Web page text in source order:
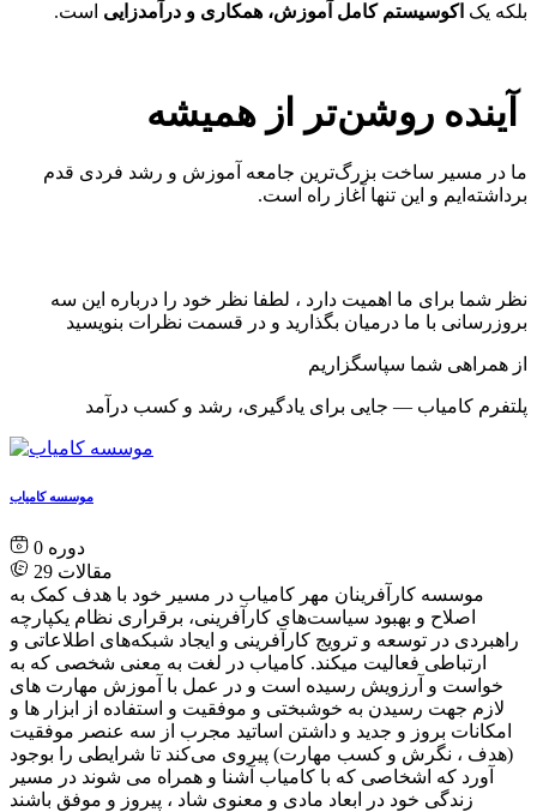
بلکه یک اکوسیستم کامل آموزش، همکاری و درآمدزایی است.
آینده روشن‌تر از همیشه
ما در مسیر ساخت بزرگ‌ترین جامعه آموزش و رشد فردی قدم
برداشته‌ایم و این تنها آغاز راه است.
نظر شما برای ما اهمیت دارد ، لطفا نظر خود را درباره این سه
بروزرسانی با ما درمیان بگذارید و در قسمت نظرات بنویسید
از همراهی شما سپاسگزاریم
پلتفرم کامیاب — جایی برای یادگیری، رشد و کسب درآمد
موسسه کامیاب
0
29 مقالات
موسسه کارآفرینان مهر کامیاب در مسیر خود با هدف کمک به
اصلاح و بهبود سیاست‌های کارآفرینی، برقراری نظام یکپارچه
راهبردی در توسعه و ترویج کارآفرینی و ایجاد شبکه‌های اطلاعاتی و
ارتباطی فعالیت میکند. کامیاب در لغت به معنی شخصی که به
خواست و آرزویش رسیده است و در عمل با آموزش مهارت های
لازم جهت رسیدن به خوشبختی و موفقیت و استفاده از ابزار ها و
امکانات بروز و جدید و داشتن اساتید مجرب از سه عنصر موفقیت
(هدف ، نگرش و کسب مهارت) پیروی می‌کند تا شرایطی را بوجود
آورد که اشخاصی که با کامیاب آشنا و همراه می شوند در مسیر
زندگی خود در ابعاد مادی و معنوی شاد ، پیروز و موفق باشند